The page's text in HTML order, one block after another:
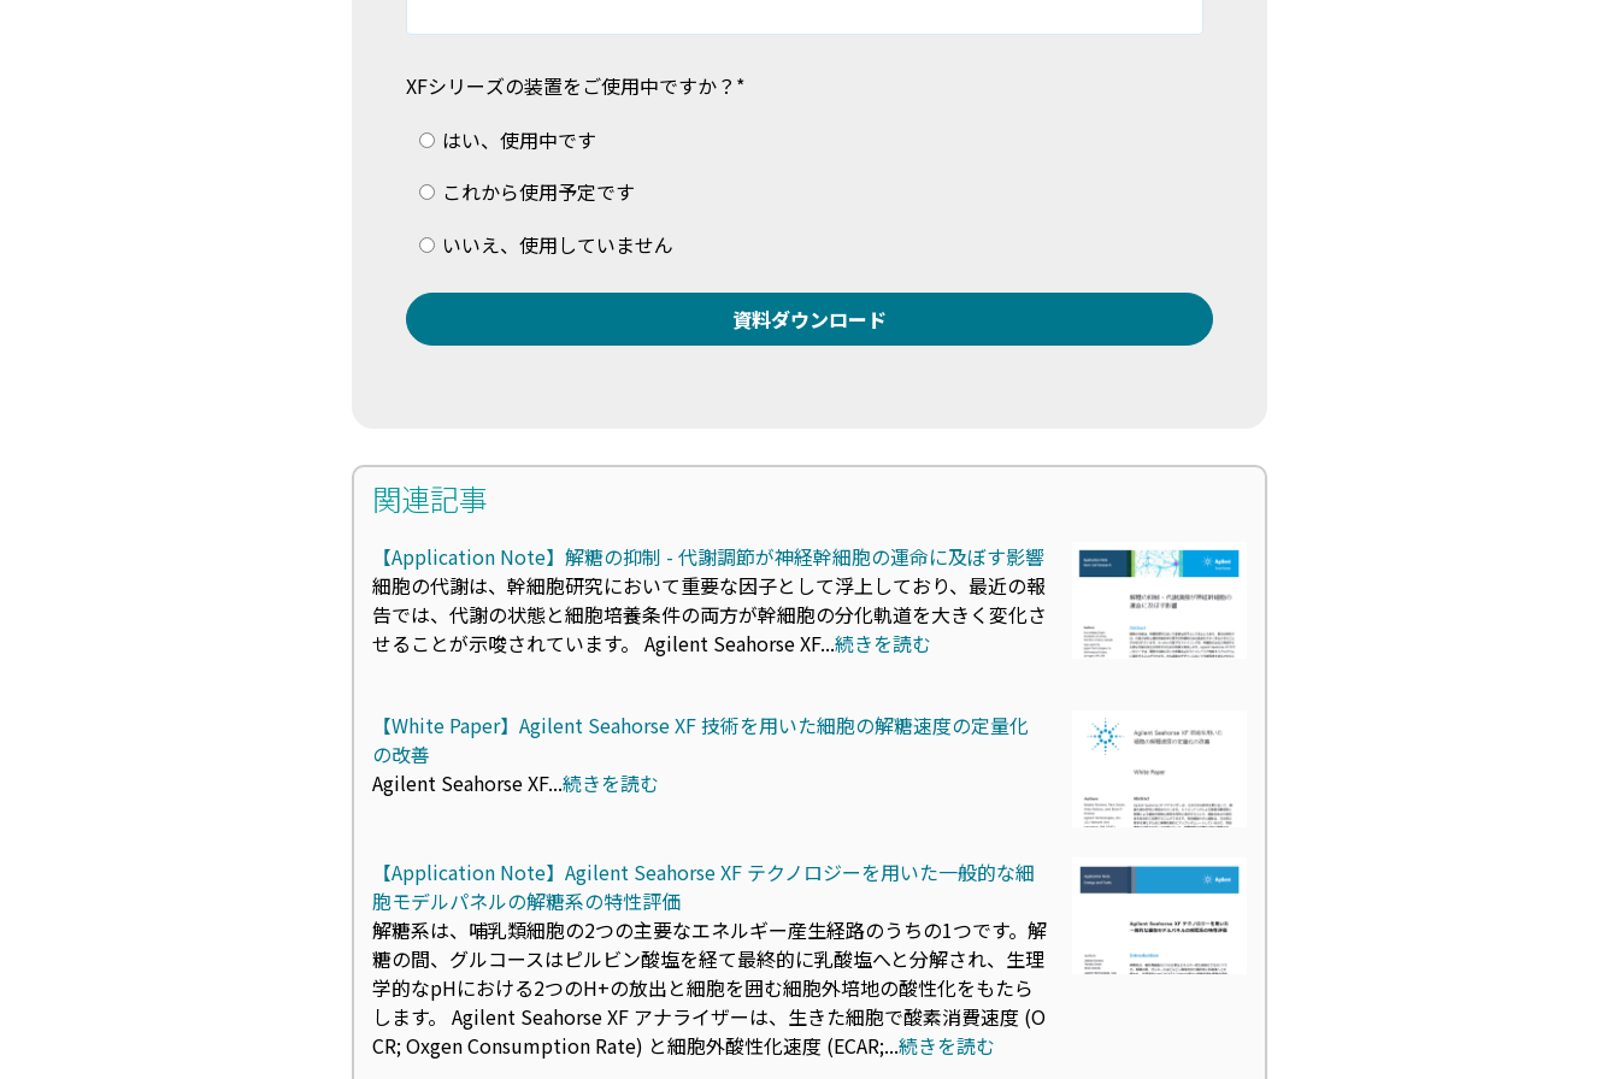
XFシリーズの装置をご使用中ですか？ *
はい、使用中です
これから使用予定です
いいえ、使用していません
関連記事
【Application Note】解糖の抑制 - 代謝調節が神経幹細胞の運命に及ぼす影響
細胞の代謝は、幹細胞研究において重要な因⼦として浮上しており、最近の報
告では、代謝の状態と細胞培養条件の両⽅が幹細胞の分化軌道を⼤きく変化さ
せることが⽰唆されています。 Agilent Seahorse XF...続きを読む
【White Paper】Agilent Seahorse XF 技術を⽤いた細胞の解糖速度の定量化
の改善
Agilent Seahorse XF...続きを読む
【Application Note】Agilent Seahorse XF テクノロジーを⽤いた⼀般的な細
胞モデルパネルの解糖系の特性評価
解糖系は、哺乳類細胞の2つの主要なエネルギー産⽣経路のうちの1つです。解
糖の間、グルコースはピルビン酸塩を経て最終的に乳酸塩へと分解され、⽣理
学的なpHにおける2つのH+の放出と細胞を囲む細胞外培地の酸性化をもたら
します。 Agilent Seahorse XF アナライザーは、⽣きた細胞で酸素消費速度 (O
CR; Oxgen Consumption Rate) と細胞外酸性化速度 (ECAR;...続きを読む